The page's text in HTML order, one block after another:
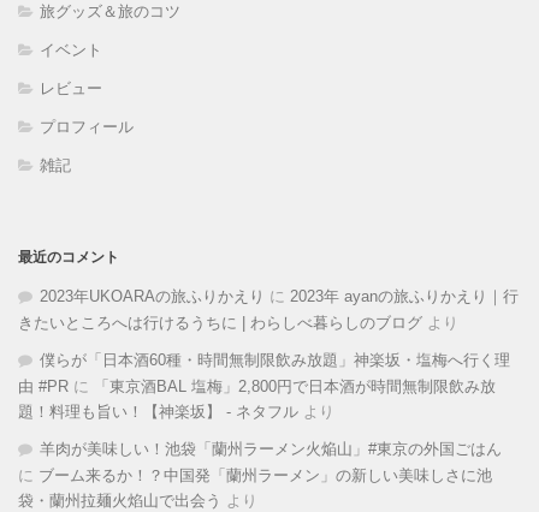
旅グッズ＆旅のコツ
イベント
レビュー
プロフィール
雑記
最近のコメント
2023年UKOARAの旅ふりかえり に 2023年 ayanの旅ふりかえり｜行
きたいところへは行けるうちに | わらしべ暮らしのブログ より
僕らが「日本酒60種・時間無制限飲み放題」神楽坂・塩梅へ行く理
由 #PR に
「東京酒BAL 塩梅」2,800円で日本酒が時間無制限飲み放
題！料理も旨い！【神楽坂】 - ネタフル より
羊肉が美味しい！池袋「蘭州ラーメン火焔山」#東京の外国ごはん
に ブーム来るか！？中国発「蘭州ラーメン」の新しい美味しさに池
袋・蘭州拉麺火焰山で出会う より